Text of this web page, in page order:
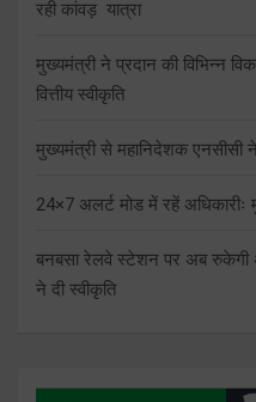
रही कांवड़ यात्रा
मुख्यमंत्री ने प्रदान की विभिन्न
वित्तीय स्वीकृति
मुख्यमंत्री से महानिदेशक एनसीसी
24×7 अलर्ट मोड में रहें अधिकारीः
बनबसा रेलवे स्टेशन पर अब
ने दी स्वीकृति